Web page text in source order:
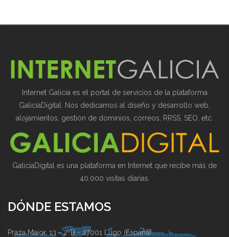
Internet Galicia es el portal de servicios de la plataforma
GaliciaDigital. Nos dedicamos al diseño y desarrollo web,
alojamientos, gestión de dominios, correos, RRSS, SEO, etc.
GaliciaDigital es una plataforma en Internet que recibe más de
40.000 visitas diarias.
DÓNDE ESTAMOS
Praza Maior, 13 - 2ºB - 27001 Lugo (España)